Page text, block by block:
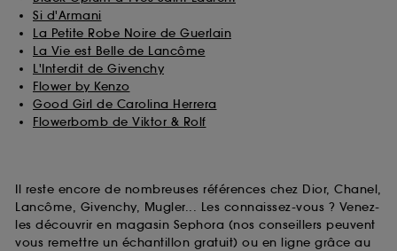
Si d'Armani
La Petite Robe Noire de Guerlain
La Vie est Belle de Lancôme
L'Interdit de Givenchy
Flower by Kenzo
Good Girl de Carolina Herrera
Flowerbomb de Viktor & Rolf
Il reste encore de nombreuses références chez Dior, Chanel,
Lancôme, Givenchy, Mugler... Les connaissez-vous ? Venez-
les découvrir en magasin Sephora (nos conseillers peuvent
vous remettre un échantillon gratuit) ou en ligne grâce au